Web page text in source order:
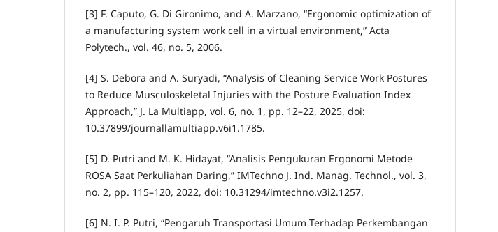
[3] F. Caputo, G. Di Gironimo, and A. Marzano, “Ergonomic optimization of
a manufacturing system work cell in a virtual environment,” Acta
Polytech., vol. 46, no. 5, 2006.
[4] S. Debora and A. Suryadi, “Analysis of Cleaning Service Work Postures
to Reduce Musculoskeletal Injuries with the Posture Evaluation Index
Approach,” J. La Multiapp, vol. 6, no. 1, pp. 12–22, 2025, doi:
10.37899/journallamultiapp.v6i1.1785.
[5] D. Putri and M. K. Hidayat, “Analisis Pengukuran Ergonomi Metode
ROSA Saat Perkuliahan Daring,” IMTechno J. Ind. Manag. Technol., vol. 3,
no. 2, pp. 115–120, 2022, doi: 10.31294/imtechno.v3i2.1257.
[6] N. I. P. Putri, “Pengaruh Transportasi Umum Terhadap Perkembangan